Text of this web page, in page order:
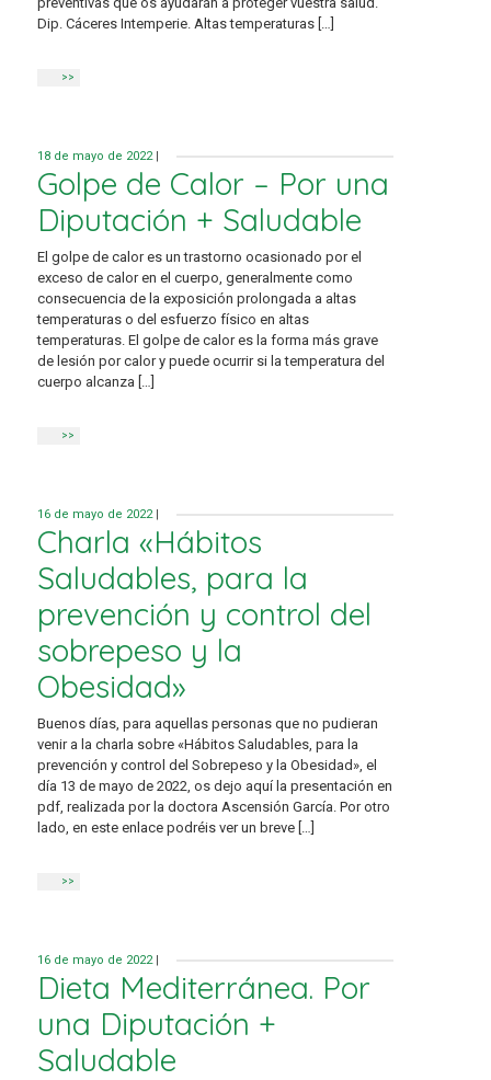
Dip. Cáceres Intemperie. Altas temperaturas […]
>>
18 de mayo de 2022
Golpe de Calor – Por una
Diputación + Saludable
El golpe de calor es un trastorno ocasionado por el
exceso de calor en el cuerpo, generalmente como
consecuencia de la exposición prolongada a altas
temperaturas o del esfuerzo físico en altas
temperaturas. El golpe de calor es la forma más grave
de lesión por calor y puede ocurrir si la temperatura del
cuerpo alcanza […]
>>
16 de mayo de 2022 |
Charla «Hábitos
Saludables, para la
prevención y control del
sobrepeso y la
Obesidad»
Buenos días, para aquellas personas que no pudieran
venir a la charla sobre «Hábitos Saludables, para la
prevención y control del Sobrepeso y la Obesidad», el
día 13 de mayo de 2022, os dejo aquí la presentación en
pdf, realizada por la doctora Ascensión García. Por otro
lado, en este enlace podréis ver un breve […]
>>
16 de mayo de 2022 |
Dieta Mediterránea. Por
una Diputación +
Saludable